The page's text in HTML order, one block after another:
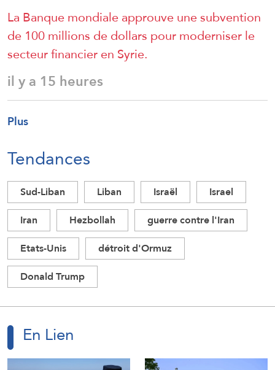
La Banque mondiale approuve une subvention
de 100 millions de dollars pour moderniser le
secteur financier en Syrie.
il y a 15 heures
Plus
Tendances
Sud-Liban Liban Israël
Israel
Iran
Hezbollah
guerre contre l'Iran
Etats-Unis
détroit d'Ormuz
Donald Trump
En Lien